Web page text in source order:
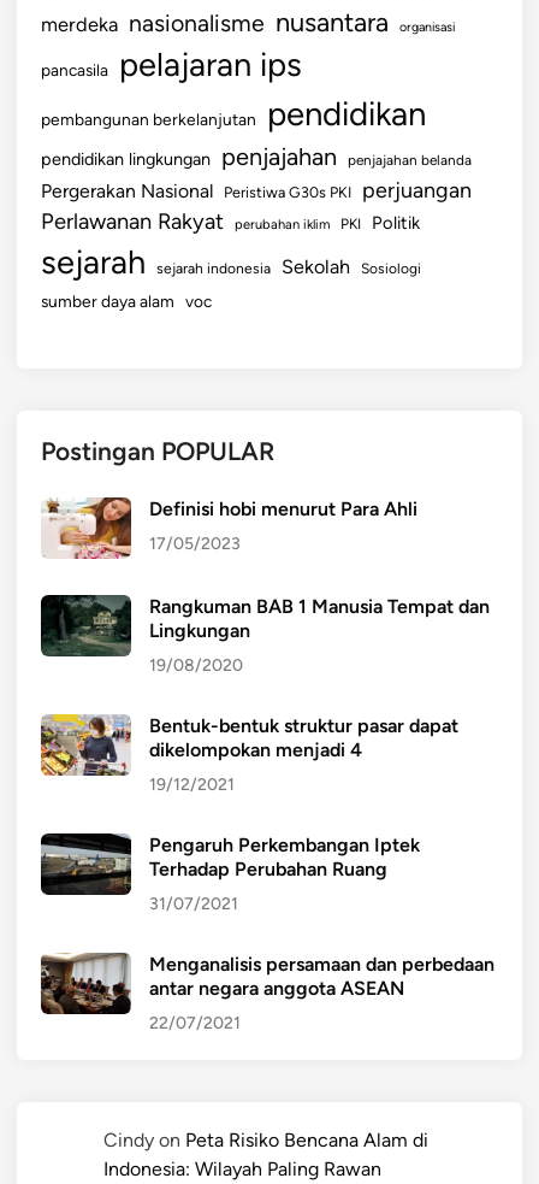
merdeka nasionalisme nusantara organisasi
pancasila pelajaran ips
pembangunan berkelanjutan pendidikan
pendidikan lingkungan penjajahan penjajahan belanda
Pergerakan Nasional Peristiwa G30s PKI perjuangan
Perlawanan Rakyat perubahan iklim PKI Politik
sejarah sejarah indonesia Sekolah Sosiologi
sumber daya alam voc
Postingan POPULAR
Definisi hobi menurut Para Ahli
17/05/2023
Rangkuman BAB 1 Manusia Tempat dan
Lingkungan
19/08/2020
Bentuk-bentuk struktur pasar dapat
dikelompokan menjadi 4
19/12/2021
Pengaruh Perkembangan Iptek
Terhadap Perubahan Ruang
31/07/2021
Menganalisis persamaan dan perbedaan
antar negara anggota ASEAN
22/07/2021
Cindy on Peta Risiko Bencana Alam di
Indonesia: Wilayah Paling Rawan